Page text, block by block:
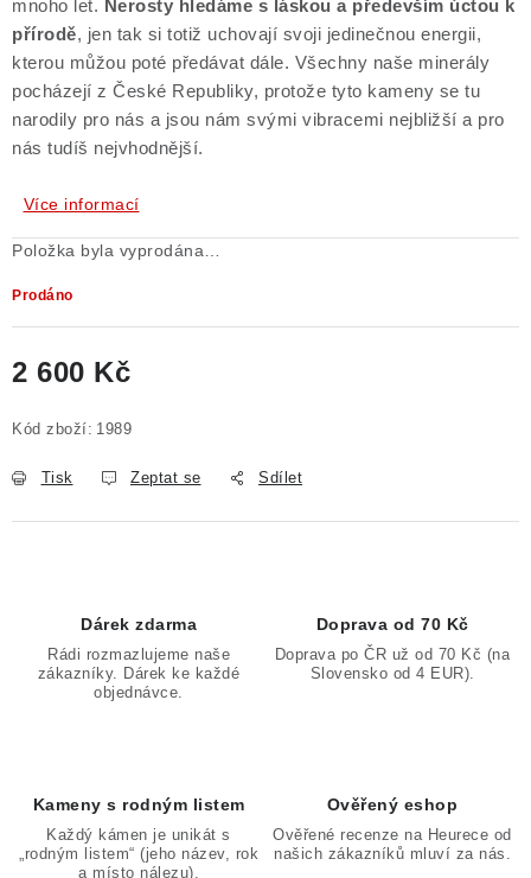
mnoho let. Nerosty hledáme s láskou a především úctou k
přírodě, jen tak si totiž uchovají svoji jedinečnou energii,
kterou můžou poté předávat dále. Všechny naše minerály
pocházejí z České Republiky, protože tyto kameny se tu
narodily pro nás a jsou nám svými vibracemi nejbližší a pro
nás tudíš nejvhodnější.
Více informací
Položka byla vyprodána…
Prodáno
2 600 Kč
Kód zboží: 1989
Tisk Zeptat se Sdílet
Dárek zdarma
Rádi rozmazlujeme naše
zákazníky. Dárek ke každé
objednávce.
Doprava od 70 Kč
Doprava po ČR už od 70 Kč (na
Slovensko od 4 EUR).
Kameny s rodným listem
Každý kámen je unikát s
„rodným listem“ (jeho název, rok
a místo nálezu).
Ověřený eshop
Ověřené recenze na Heurece od
našich zákazníků mluví za nás.